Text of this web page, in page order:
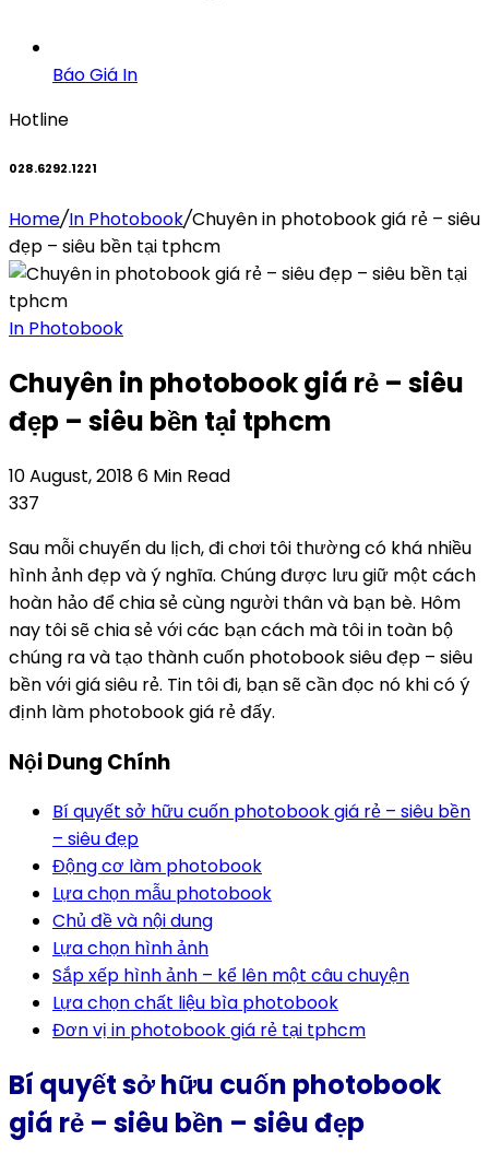
Báo Giá In
Hotline
028.6292.1221
Home/In Photobook/Chuyên in photobook giá rẻ – siêu
đẹp – siêu bền tại tphcm
In Photobook
Chuyên in photobook giá rẻ – siêu
đẹp – siêu bền tại tphcm
10 August, 20186 Min Read
337
Sau mỗi chuyến du lịch, đi chơi tôi thường có khá nhiều
hình ảnh đẹp và ý nghĩa. Chúng được lưu giữ một cách
hoàn hảo để chia sẻ cùng người thân và bạn bè. Hôm
nay tôi sẽ chia sẻ với các bạn cách mà tôi in toàn bộ
chúng ra và tạo thành cuốn photobook siêu đẹp – siêu
bền với giá siêu rẻ. Tin tôi đi, bạn sẽ cần đọc nó khi có ý
định làm photobook giá rẻ đấy.
Nội Dung Chính
Bí quyết sở hữu cuốn photobook giá rẻ – siêu bền
– siêu đẹp
Động cơ làm photobook
Lựa chọn mẫu photobook
Chủ đề và nội dung
Lựa chọn hình ảnh
Sắp xếp hình ảnh – kể lên một câu chuyện
Lựa chọn chất liệu bìa photobook
Đơn vị in photobook giá rẻ tại tphcm
Bí quyết sở hữu cuốn photobook
giá rẻ – siêu bền – siêu đẹp